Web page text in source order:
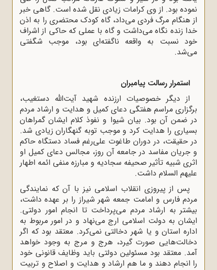
نموده بود. از وی کرامات زیادی نقل شده است. گاهی خبر
از هنگام مرگ فردی می‌داد، گاه کودک محتضری را به اذن
خدا زنده نگاه می‌داشت و گاه با عملی که حاکی از اشراف
خود نسبت به واقعه ناگفته‌ای بود، موجب شگفتی
می‌شد.
استمرار رسالت پیامبران
از دیگر خصوصیات ارزنده شهید آیت‌الله دستغیب،
برگزاری مراسم هفتگی دعای کمیل و هدایت و ارشاد مردم
در ضمن آن بود. بیان شیوا و نفوذ کلام ایشان گمراهان
بسیاری را هدایت کرد و موجب توبه گنهگاران زیادی شد.
در حقیقت، در دوران طاغوت علی‌رغم فساد دستگاه حاکم
و جریان مفاسد در جامعه آن روز، مجالس دعای کمیل او
اثری شبیه تأثیر صحیفه سجادیه و مبارزه منفی ائمه اطهار
علیهم السلام داشت.
پس از پیروزی انقلاب اسلامی نیز با آن که نمایندگی
مردم فارس و امامت جمعه شهر شیراز را بر عهده داشت،
بیشتر به ارشاد مردم می‌پرداخت تا انجام امور دولتی.
ایشان به دولت اسلامی ارج می‌نهاد و در امور مربوط به
اداره استان و یا شهر دخالتی نمی‌کرد. معتقد بود که اگر
دخالت‌هایی صورت گیرد، هرج و مرج به وجود خواهد
آمد. معتقد بود مسئولین دولتی باید وظایف قانونی خود
را انجام دهند و ما هم ارشاد و هدایت و اصلاح و تربیت